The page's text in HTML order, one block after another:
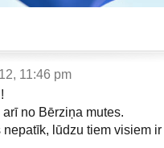
11:46 pm
no Bērziņa mutes.
lūdzu tiem visiem